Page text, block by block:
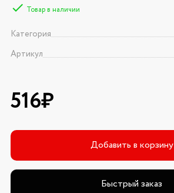
Товар в наличии
Категория
Артикул
516₽
Добавить в корзину
Быстрый заказ